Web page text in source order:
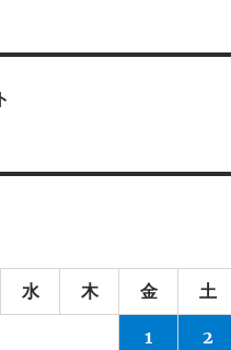
水 木 金 土
1 2